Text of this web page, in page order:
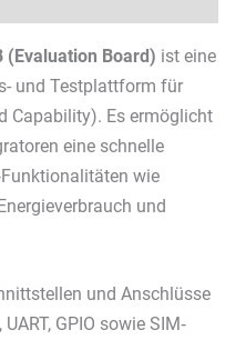
(Evaluation Board) ist eine
und Testplattform für
Capability). Es ermöglicht
eine schnelle
wie
und
und Anschlüsse
GPIO sowie SIM‑